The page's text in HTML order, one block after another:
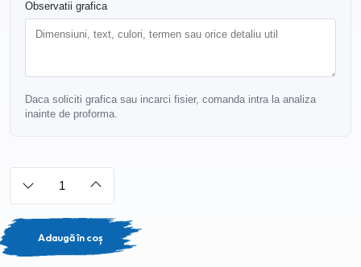
Observatii grafica
Daca soliciti grafica sau incarci fisier, comanda intra la analiza
inainte de proforma.
Adaugă în coș